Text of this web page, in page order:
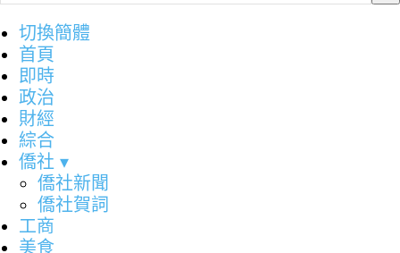
切換簡體
首頁
即時
政治
財經
綜合
僑社 ▾
僑社新聞
僑社賀詞
工商
美食